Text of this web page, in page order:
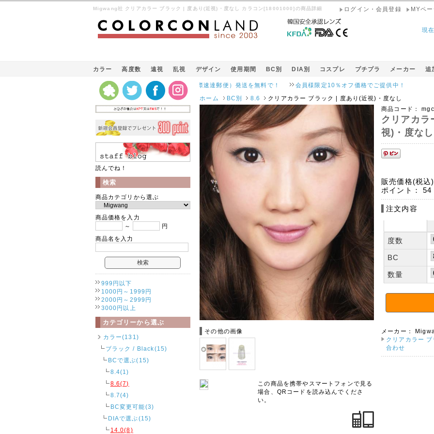
Migwang社 クリアカラー ブラック | 度あり(近視)・度なし カラコン[18001000]の商品詳細 ログイン・会員登録 MYペ
現
カラー 高度数 遠視 乱視 デザイン 使用期間 BC別 DIA別 コスプレ プチプラ メーカー 追
Kパケット（韓国の国際速達郵便）発送を無料で！ 会員様限定10％オフ価格でご提供中！
ホーム BC別 8.6 クリアカラー ブラック | 度あり(近視)・度なし
その他の画像
この商品を携帯やスマートフォンで見る
場合、QRコードを読み込んでくださ
い。
商品コード：
クリアカラ
視)・度なし
販売価格(税込
ポイント：54
注文内容
度数
BC
数量
メーカー：
クリアカラー
合わせ
読んでね！
検索
商品カテゴリから選ぶ
商品価格を入力
～
円
商品名を入力
999円以下
1000円～1999円
2000円～2999円
3000円以上
カテゴリーから選ぶ
カラー(131)
ブラック / Black(15)
BCで選ぶ(15)
8.4(1)
8.6(7)
8.7(4)
BC変更可能(3)
DIAで選ぶ(15)
14.0(8)